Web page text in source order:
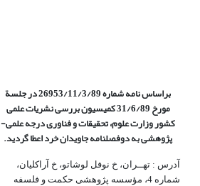
براساس نامه شماره 26953/11/3/89 در جلسة
مورخ 31/6/89 کمیسیون
بررسی نشریات علمی
کشور وزارت علوم، تحقیقات و فناوری درجه علمی‌-
پژوهشیبه دوفصلنامه جاویدان خرد اعطا گردید.
آدرس : تهــران، خ نوفل لوشاتو، خ آراکلیان،
شماره 4،‌ مؤسسه پژوهشی حکمت و فلسفه